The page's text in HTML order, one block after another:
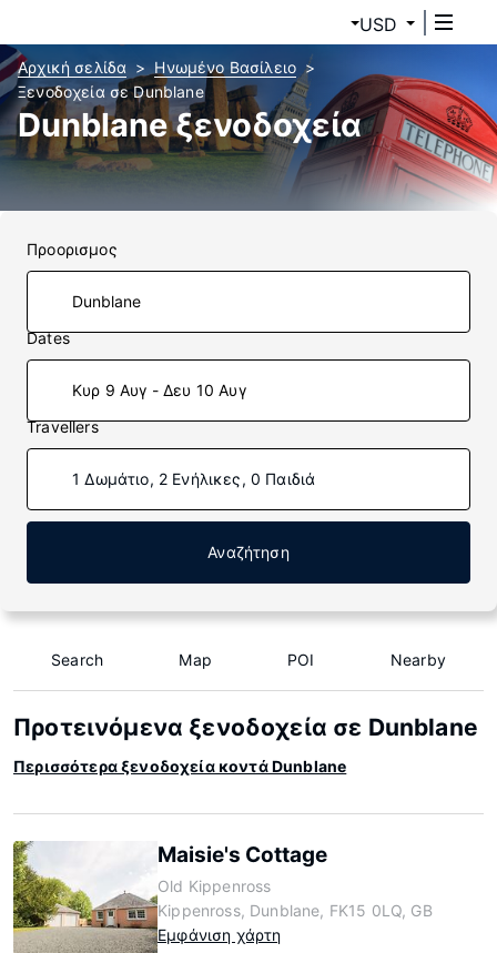
USD
Αρχική σελίδα
Ηνωμένο Βασίλειο
Ξενοδοχεία σε Dunblane
Dunblane ξενοδοχεία
Προορισμος
Dates
Κυρ 9 Αυγ - Δευ 10 Αυγ
Travellers
1 Δωμάτιο, 2 Ενήλικες, 0 Παιδιά
Αναζήτηση
Search Map POI Nearby
Προτεινόμενα ξενοδοχεία σε Dunblane
Περισσότερα ξενοδοχεία κοντά Dunblane
Maisie's Cottage
Old Kippenross
Kippenross, Dunblane, FK15 0LQ, GB
Εμφάνιση χάρτη